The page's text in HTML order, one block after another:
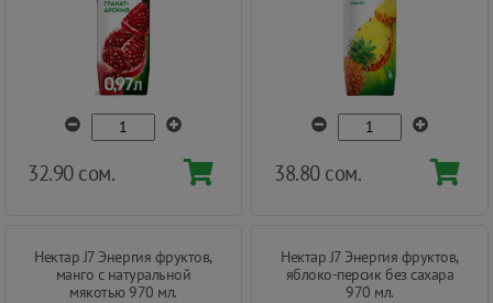
32.90 сом. 38.80 сом.
Нектар J7 Энергия фруктов,
манго с натуральной
мякотью 970 мл.
Нектар J7 Энергия фруктов,
яблоко-персик без сахара
970 мл.